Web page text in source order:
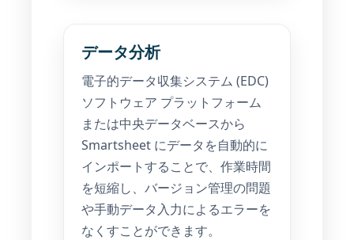
データ分析
電子的データ収集システム (EDC)
ソフトウェア プラットフォーム
または中央データベースから
Smartsheet にデータを自動的に
インポートすることで、作業時間
を短縮し、バージョン管理の問題
や手動データ入力によるエラーを
なくすことができます。